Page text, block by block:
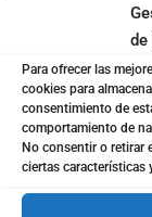
Para ofrecer las
cookies para
consentimiento de
comportamiento de
No consentir o retirar
ciertas características
Nombre de
Subida de